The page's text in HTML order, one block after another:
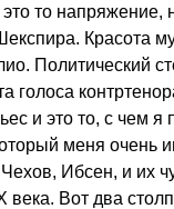
то напряжение,
Красота
Политический
голоса
и это то, с чем я
меня очень
Ибсен, и их
века. Вот два